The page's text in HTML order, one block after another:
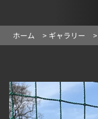
ホーム > ギャラリー >